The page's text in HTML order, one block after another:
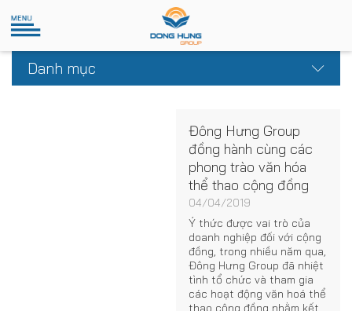
Danh mục
Đông Hưng Group
đồng hành cùng các
phong trào văn hóa
thể thao cộng đồng
04/04/2019
Ý thức được vai trò của
doanh nghiệp đối với cộng
đồng, trong nhiều năm qua,
Đông Hưng Group đã nhiệt
tình tổ chức và tham gia
các hoạt động văn hoá thể
thao cộng đồng nhằm kết